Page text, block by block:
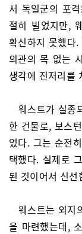
서 독일군의 포
절히 빌었지만,
확신하지 못했다
의관의 목 없는
생각에 진저리를
웨스트가 실종
한 건물로, 보스
었다. 그는 순전
택했다. 실제로
된 것이어서 신
웨스트는 외지
을 마련했는데,